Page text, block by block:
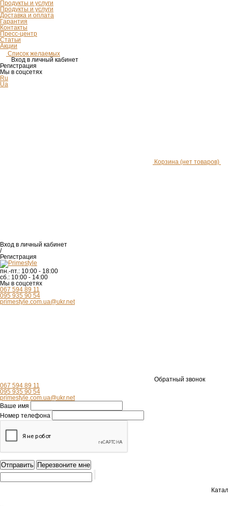
Продукты и услуги
Продукты и услуги
Доставка и оплата
Гарантия
Контакты
Пресс-центр
Статьи
Акции
Список желаемых
Вход в личный кабинет
Регистрация
Мы в соцсетях
Ru
Ua
Корзина (нет товаров)
Вход в личный кабинет
/
Регистрация
пн.-пт.: 10:00 - 18:00
сб.: 10:00 - 14:00
Мы в соцсетях
067 594 89 11
095 935 90 54
primestyle.com.ua@ukr.net
Обратный звонок
067 594 89 11
095 935 90 54
primestyle.com.ua@ukr.net
Ваше имя
Номер телефона